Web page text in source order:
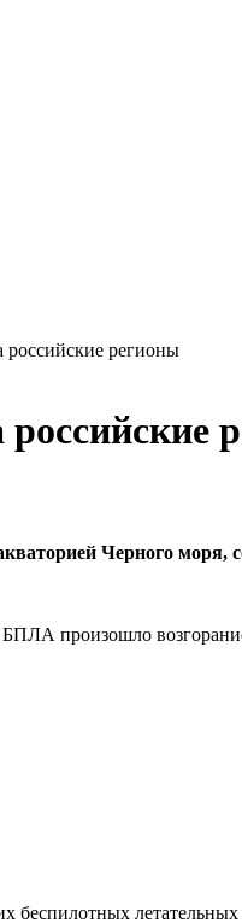
регионы
Черного
произошло
летательных